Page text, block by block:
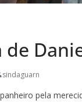
sindaguarn
pela